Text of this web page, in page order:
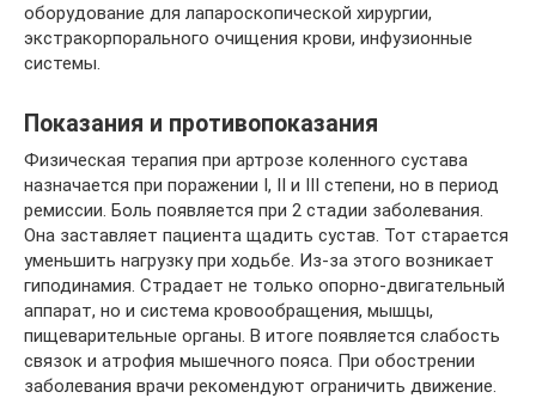
оборудование для лапароскопической хирургии,
экстракорпорального очищения крови, инфузионные
системы.
Показания и противопоказания
Физическая терапия при артрозе коленного сустава
назначается при поражении I, II и III степени, но в период
ремиссии. Боль появляется при 2 стадии заболевания.
Она заставляет пациента щадить сустав. Тот старается
уменьшить нагрузку при ходьбе. Из-за этого возникает
гиподинамия. Страдает не только опорно-двигательный
аппарат, но и система кровообращения, мышцы,
пищеварительные органы. В итоге появляется слабость
связок и атрофия мышечного пояса. При обострении
заболевания врачи рекомендуют ограничить движение.